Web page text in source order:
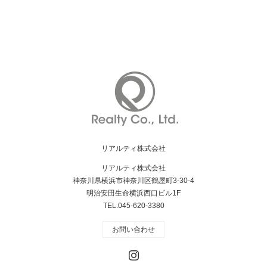
リアルティ株式会社
リアルティ株式会社
神奈川県横浜市神奈川区鶴屋町3-30-4
明治安田生命横浜西口ビル1F
TEL.045-620-3380
お問い合わせ